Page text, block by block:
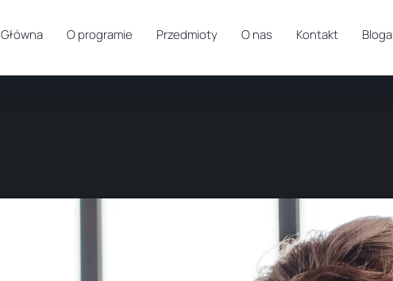
Główna O programie Przedmioty O nas Kontakt Bloga